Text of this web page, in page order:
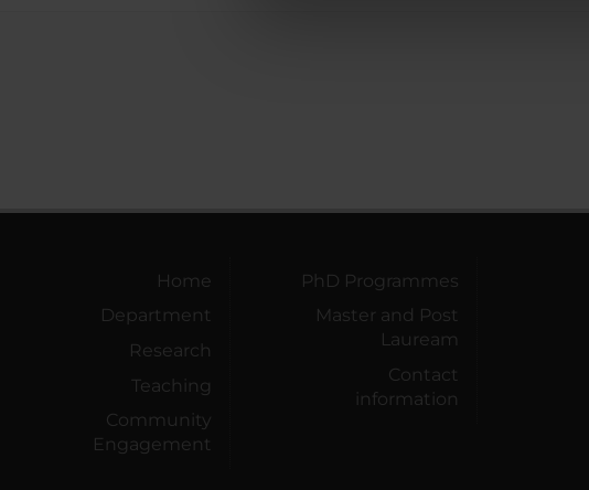
Home
Department
Research
Teaching
Community
Engagement
PhD Programmes
Master and Post
Lauream
Contact
information